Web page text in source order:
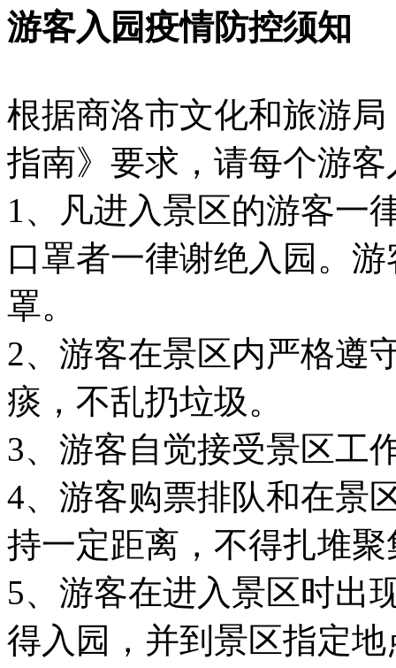
游客入园疫情防控须知
根据商洛市文化和旅游
指南》要求，请每个游
1、凡进入景区的游客一
口罩者一律谢绝入园。
罩。
2、游客在景区内严格遵
痰，不乱扔垃圾。
3、游客自觉接受景区工
4、游客购票排队和在景
持一定距离，不得扎堆
5、游客在进入景区时出
得入园，并到景区指定